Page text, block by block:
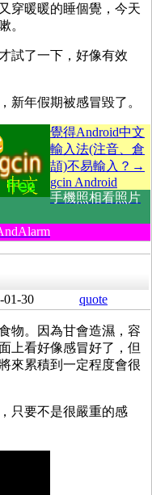
穿暖暖的睡個覺，今天
。
試了一下，好像有效
新年假期被感冒毀了。
覺得Android中文
輸入法(注音、倉
頡)不易輸入？→
gcin Android
手機照相看照片
01-30 quote
物。因為甘會造濕，容
上看好像感冒好了，但
來累積到一定程度會很
只要不是很嚴重的感